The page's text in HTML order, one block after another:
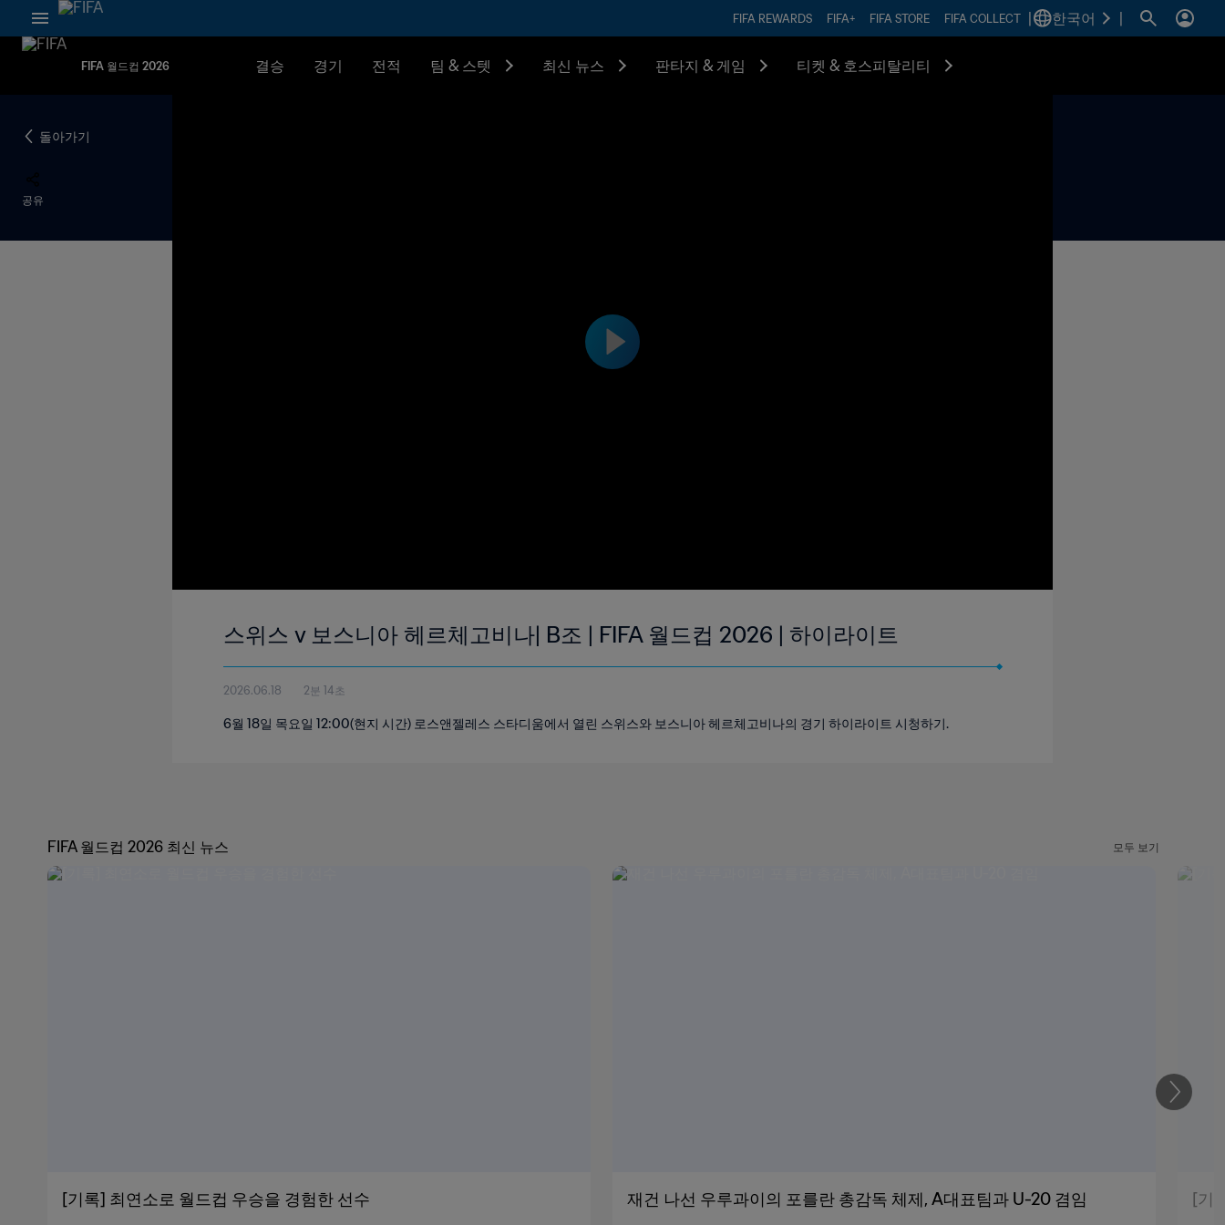
FIFA REWARDS FIFA+ FIFA STORE FIFA COLLECT 한국어
FIFA 월드컵 2026 결승 경기 전적 팀 & 스텟 최신 뉴스 판타지 & 게임 티켓 & 호스피탈리티
돌아가기
공유
스위스 v 보스니아 헤르체고비나| B조 | FIFA 월드컵 2026 | 하이라이트
2026.06.18 2분 14초
6월 18일 목요일 12:00(현지 시간) 로스앤젤레스 스타디움에서 열린 스위스와 보스니아 헤르체고비나의 경기 하이라이트 시청하기.
FIFA 월드컵 2026 최신 뉴스 모두 보기
[기록] 최연소로 월드컵 우승을 경험한 선수 재건 나선 우루과이의 포를란 총감독 체제, A대표팀과 U-20 겸임 [기
다
음